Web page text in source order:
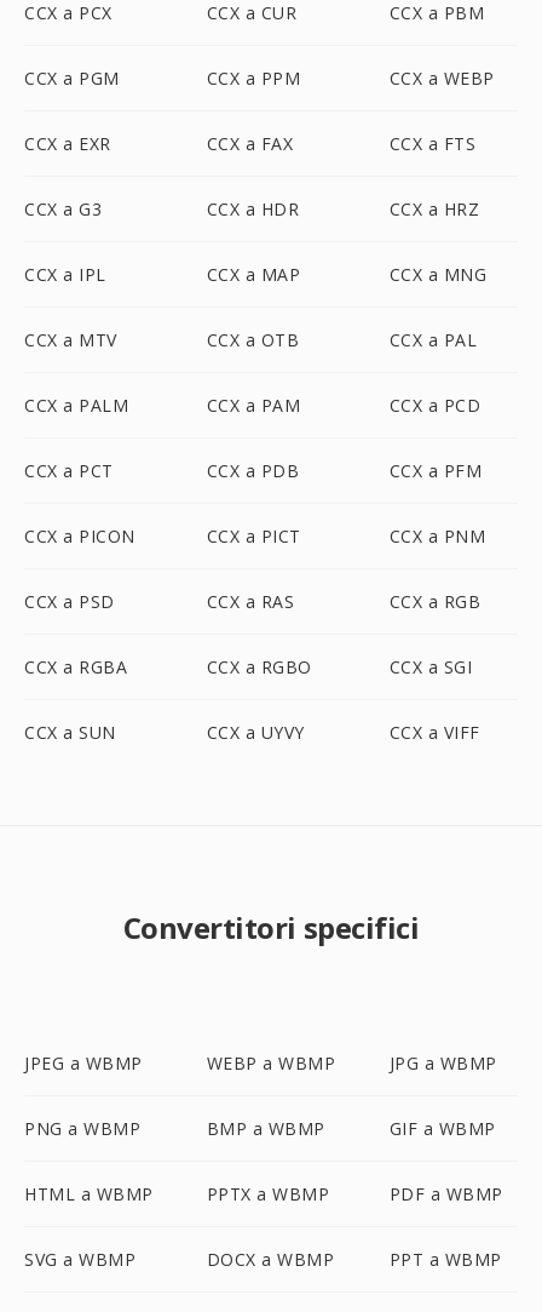
CCX a PCX CCX a CUR CCX a PBM
CCX a PGM CCX a PPM CCX a WEBP
CCX a EXR CCX a FAX CCX a FTS
CCX a G3 CCX a HDR CCX a HRZ
CCX a IPL CCX a MAP CCX a MNG
CCX a MTV CCX a OTB CCX a PAL
CCX a PALM CCX a PAM CCX a PCD
CCX a PCT CCX a PDB CCX a PFM
CCX a PICON CCX a PICT CCX a PNM
CCX a PSD CCX a RAS CCX a RGB
CCX a RGBA CCX a RGBO CCX a SGI
CCX a SUN CCX a UYVY CCX a VIFF
Convertitori specifici
JPEG a WBMP WEBP a WBMP JPG a WBMP
PNG a WBMP BMP a WBMP GIF a WBMP
HTML a WBMP PPTX a WBMP PDF a WBMP
SVG a WBMP DOCX a WBMP PPT a WBMP